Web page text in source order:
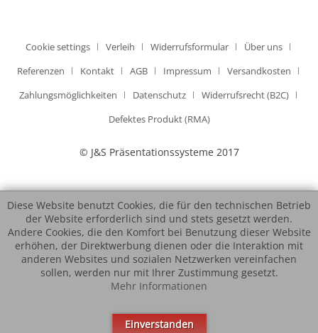
Cookie settings Verleih Widerrufsformular
Über uns
Referenzen
Kontakt AGB Impressum
Versandkosten
Zahlungsmöglichkeiten
Datenschutz
Widerrufsrecht (B2C)
Defektes Produkt (RMA)
© J&S Präsentationssysteme 2017
Diese Website benutzt Cookies, die für den technischen Betrieb
der Website erforderlich sind und stets gesetzt werden.
Andere Cookies, die den Komfort bei Benutzung dieser Website
erhöhen, der Direktwerbung dienen oder die Interaktion mit
anderen Websites und sozialen Netzwerken vereinfachen
sollen, werden nur mit Ihrer Zustimmung gesetzt.
Mehr Informationen
Einverstanden